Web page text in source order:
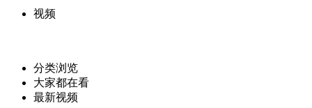
视频
分类浏览
大家都在看
最新视频